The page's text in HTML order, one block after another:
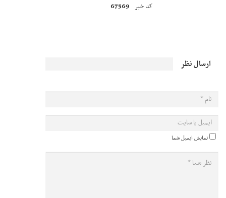
کد خبر 67569
ارسال نظر
نمایش ایمیل شما